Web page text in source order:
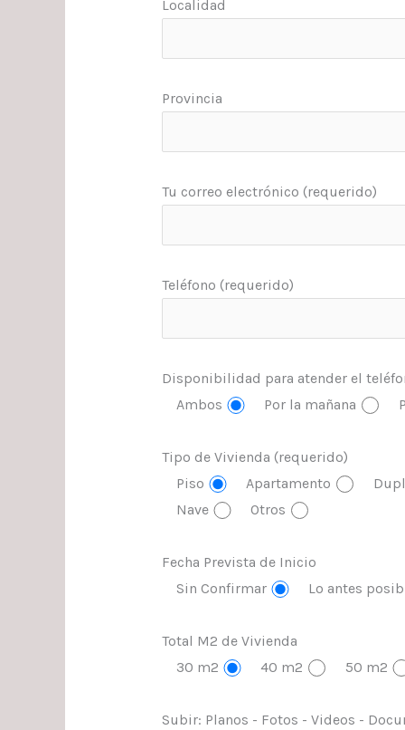
Localidad
Provincia
Tu correo electrónico (requerido)
Teléfono (requerido)
Disponibilidad para atender el
Ambos
Por la mañana
Tipo de Vivienda (requerido)
Piso
Apartamento
Nave
Otros
Fecha Prevista de Inicio
Sin Confirmar
Lo antes
Total M2 de Vivienda
30 m2
40 m2 50 m2
Subir: Planos - Fotos - Videos -